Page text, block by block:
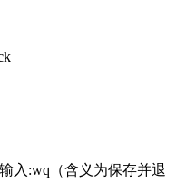
入:wq（含义为保存并退